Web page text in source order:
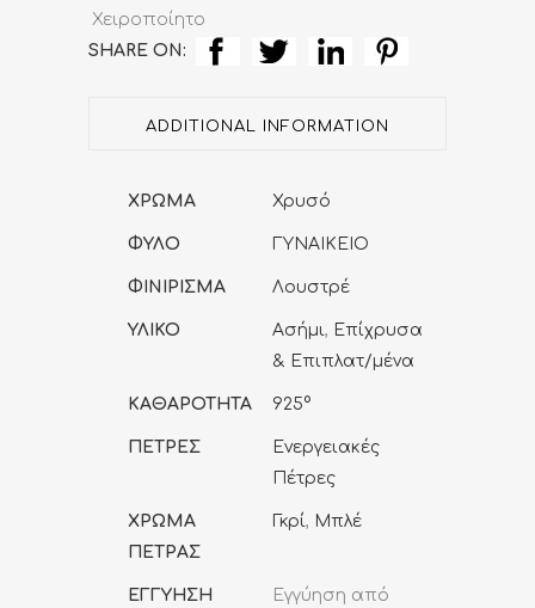
Χειροποίητο
SHARE ON:
ADDITIONAL INFORMATION
ΧΡΩΜΑ Χρυσό
ΦΥΛΟ ΓΥΝΑΙΚΕΙΟ
ΦΙΝΙΡΙΣΜΑ Λουστρέ
ΥΛΙΚΟ Ασήμι, Επίχρυσα
& Επιπλατ/μένα
ΚΑΘΑΡΟΤΗΤΑ 925°
ΠΕΤΡΕΣ
Ενεργειακές
Πέτρες
ΧΡΩΜΑ
ΠΕΤΡΑΣ
Γκρί, Μπλέ
ΕΓΓΥΗΣΗ
Εγγύηση από